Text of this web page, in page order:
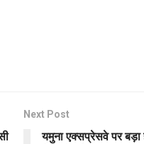
Next Post
यमुना एक्सप्रेसवे पर बड़ा